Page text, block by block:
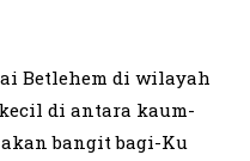
Betlehem di wilayah
di antara kaum-
bangit bagi-Ku